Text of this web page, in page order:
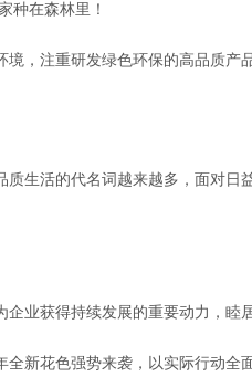
种在森林里！
境，注重研发绿色环保的高品质
生活的代名词越来越多，面对日
业获得持续发展的重要动力，睦
全新花色强势来袭，以实际行动